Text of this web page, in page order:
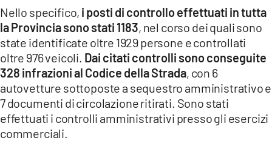
LACAPITALENEWS.IT
App
ANDROID
APPLE
Nello specifico, i posti di controllo effettuati in tutta
la Provincia sono stati 1183, nel corso dei quali sono
state identificate oltre 1929 persone e controllati
oltre 976 veicoli. Dai citati controlli sono conseguite
328 infrazioni al Codice della Strada, con 6
autovetture sottoposte a sequestro amministrativo e
7 documenti di circolazione ritirati. Sono stati
effettuati i controlli amministrativi presso gli esercizi
commerciali.